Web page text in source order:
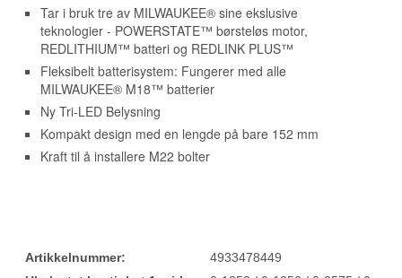
Tar i bruk tre av MILWAUKEE® sine ekslusive
teknologier - POWERSTATE™ børsteløs motor,
REDLITHIUM™ batteri og REDLINK PLUS™
Fleksibelt batterisystem: Fungerer med alle
MILWAUKEE® M18™ batterier
Ny Tri-LED Belysning
Kompakt design med en lengde på bare 152 mm
Kraft til å installere M22 bolter
Artikkelnummer:
4933478449